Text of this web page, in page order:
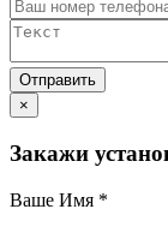
×
Закажи
Ваше Имя *